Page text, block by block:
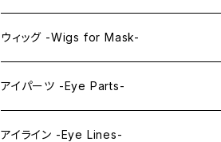
プレミアムウィッグ -Premium Wigs-
プレミアムレンズアイ -Premium Lens
KAWAII series
IDOL series
PRINCESS series
アニメマスク -Anime Masks-
ドールマスク -Doll Masks-
ウィッグ -Wigs for Mask-
ロング -Long-
ミドル -Middle-
アイパーツ -Eye Parts-
レンズアイ -Lens Eyes-
アイライン -Eye Lines-